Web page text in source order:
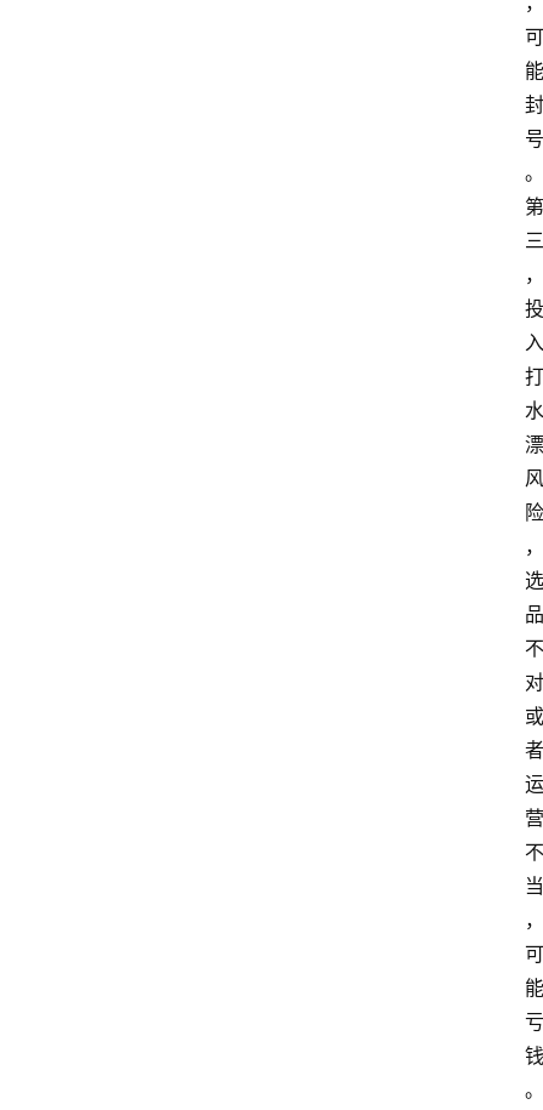
可
能
封
号
。
第
三
，
投
入
打
水
漂
风
险
，
选
品
不
对
或
者
运
营
不
当
，
可
能
亏
钱
。